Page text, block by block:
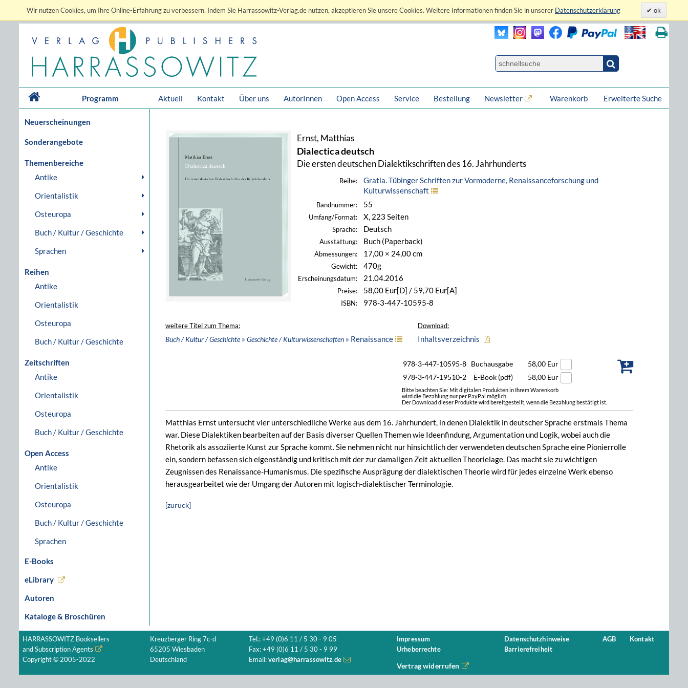
Wir nutzen Cookies, um Ihre Online-Erfahrung zu verbessern. Indem Sie Harrassowitz-Verlag.de nutzen, akzeptieren Sie unsere Cookies. Weitere Informationen finden Sie in unserer Datenschutzerklärung ok
Programm Aktuell Kontakt Über uns AutorInnen Open Access Service Bestellung Newsletter Erweiterte Suche
Warenkorb
Neuerscheinungen
Sonderangebote
Themenbereiche
Antike
Orientalistik
Osteuropa
Buch / Kultur / Geschichte
Sprachen
Reihen
Antike
Orientalistik
Osteuropa
Buch / Kultur / Geschichte
Zeitschriften
Antike
Orientalistik
Osteuropa
Buch / Kultur / Geschichte
Open Access
Antike
Orientalistik
Osteuropa
Buch / Kultur / Geschichte
Sprachen
E-Books
eLibrary
Autoren
Kataloge & Broschüren
Ernst, Matthias
Dialectica deutsch
Die ersten deutschen Dialektikschriften des 16. Jahrhunderts
Reihe:
Gratia. Tübinger Schriften zur Vormoderne, Renaissanceforschung und
Kulturwissenschaft
Bandnummer: 55
Umfang/Format: X, 223 Seiten
Sprache: Deutsch
Ausstattung: Buch (Paperback)
Abmessungen: 17,00 × 24,00 cm
Gewicht: 470g
Erscheinungsdatum: 21.04.2016
Preise: 58,00 Eur[D] / 59,70 Eur[A]
ISBN: 978-3-447-10595-8
weitere Titel zum Thema:
Buch / Kultur / Geschichte» Geschichte / Kulturwissenschaften » Renaissance
Download:
Inhaltsverzeichnis
978-3-447-10595-8 Buchausgabe
58,00 Eur
978-3-447-19510-2
E-Book (pdf) 58,00 Eur
Bitte beachten Sie: Mit digitalen Produkten in Ihrem Warenkorb
wird die Bezahlung nur per PayPal möglich.
Der Download dieser Produkte wird bereitgestellt, wenn die Bezahlung bestätigt ist.
Matthias Ernst untersucht vier unterschiedliche Werke aus dem 16. Jahrhundert, in denen Dialektik in deutscher Sprache erstmals Thema
war. Diese Dialektiken bearbeiten auf der Basis diverser Quellen Themen wie Ideenfindung, Argumentation und Logik, wobei auch die
Rhetorik als assoziierte Kunst zur Sprache kommt. Sie nehmen nicht nur hinsichtlich der verwendeten deutschen Sprache eine Pionierrolle
ein, sondern befassen sich eigenständig und kritisch mit der zur damaligen Zeit aktuellen Theorielage. Das macht sie zu wichtigen
Zeugnissen des Renaissance-Humanismus. Die spezifische Ausprägung der dialektischen Theorie wird für jedes einzelne Werk ebenso
herausgearbeitet wie der Umgang der Autoren mit logisch-dialektischer Terminologie.
[zurück]
HARRASSOWITZ Booksellers
and Subscription Agents
Copyright © 2005-2022
Kreuzberger Ring 7c-d
65205 Wiesbaden
Deutschland
Tel.: +49 (0)6 11 / 5 30 - 9 05
Fax: +49 (0)6 11 / 5 30 - 9 99
Email: verlag@harrassowitz.de
Impressum
Urheberrechte
Datenschutzhinweise
Barrierefreiheit
AGB Kontakt
Vertrag widerrufen